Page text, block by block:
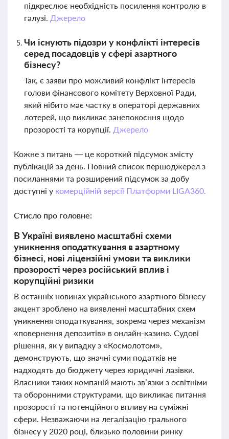
підкреслює необхідність посилення контролю в
галузі. Джерело
Чи існують підозри у конфлікті інтересів
серед посадовців у сфері азартного
бізнесу?
Так, є заяви про можливий конфлікт інтересів
голови фінансового комітету Верховної Ради,
який нібито має частку в операторі державних
лотерей, що викликає занепокоєння щодо
прозорості та корупції. Джерело
Кожне з питань — це короткий підсумок змісту
публікацій за день. Повний список першоджерел з
посиланнями та розширений підсумок за добу
доступні у комерційній версії Платформи LIGA360.
Стисло про головне:
В Україні виявлено масштабні схеми
уникнення оподаткування в азартному
бізнесі, нові ліцензійні умови та виклики
прозорості через російський вплив і
корупційні ризики
В останніх новинах українського азартного бізнесу
акцент зроблено на виявленні масштабних схем
уникнення оподаткування, зокрема через механізм
«повернення депозитів» в онлайн-казино. Судові
рішення, як у випадку з «Космолотом»,
демонструють, що значні суми податків не
надходять до бюджету через юридичні лазівки.
Власники таких компаній мають зв’язки з освітніми
та оборонними структурами, що викликає питання
прозорості та потенційного впливу на суміжні
сфери. Незважаючи на легалізацію грального
бізнесу у 2020 році, близько половини ринку